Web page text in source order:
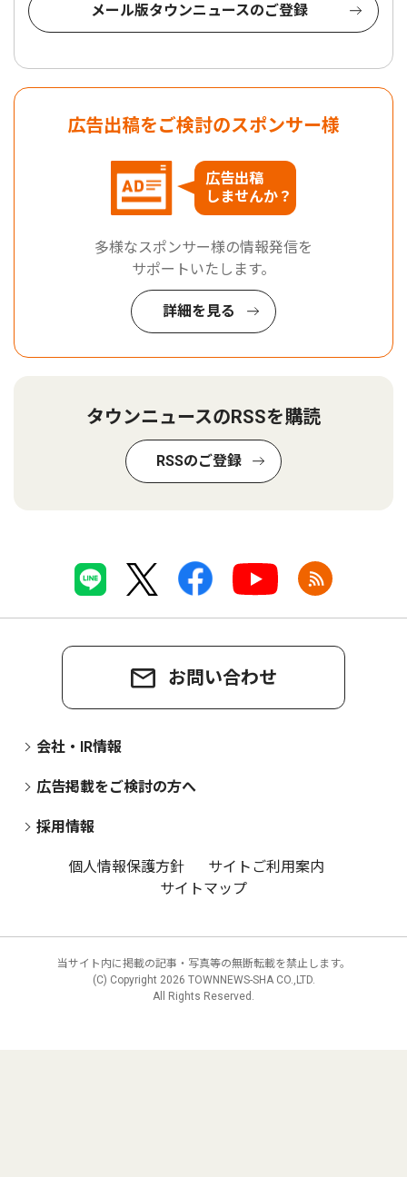
メール版タウンニュースのご登録
広告出稿をご検討のスポンサー様
広告出稿
しませんか？
多様なスポンサー様の情報発信を
サポートいたします。
詳細を見る
タウンニュースのRSSを購読
RSSのご登録
お問い合わせ
会社・IR情報
広告掲載をご検討の方へ
採用情報
個人情報保護方針
サイトご利用案内
サイトマップ
当サイト内に掲載の記事・写真等の無断転載を禁止します。
(C) Copyright 2026 TOWNNEWS-SHA CO.,LTD.
All Rights Reserved.